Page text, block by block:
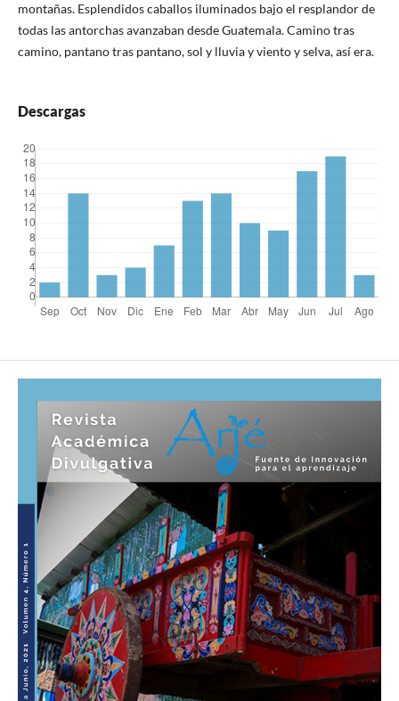
montañas. Esplendidos caballos iluminados bajo el resplandor de
todas las antorchas avanzaban desde Guatemala. Camino tras
camino, pantano tras pantano, sol y lluvia y viento y selva, así era.
Descargas